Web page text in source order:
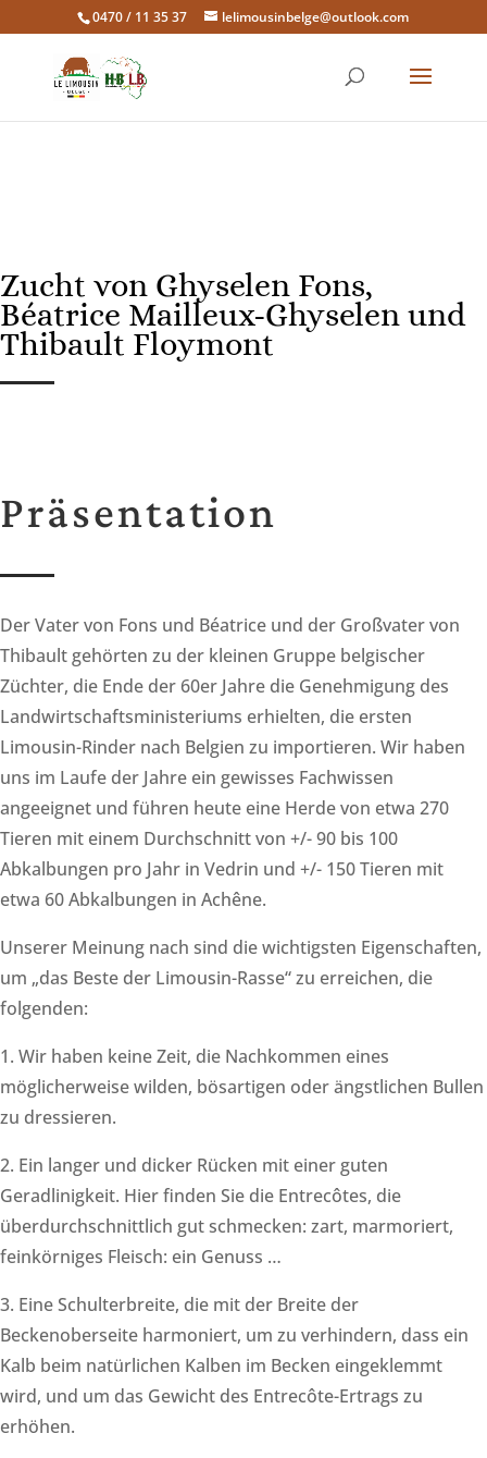
0470 / 11 35 37 lelimousinbelge@outlook.com
Zucht von Ghyselen Fons,
Béatrice Mailleux-Ghyselen und
Thibault Floymont
Präsentation
Der Vater von Fons und Béatrice und der Großvater von
Thibault gehörten zu der kleinen Gruppe belgischer
Züchter, die Ende der 60er Jahre die Genehmigung des
Landwirtschaftsministeriums erhielten, die ersten
Limousin-Rinder nach Belgien zu importieren. Wir haben
uns im Laufe der Jahre ein gewisses Fachwissen
angeeignet und führen heute eine Herde von etwa 270
Tieren mit einem Durchschnitt von +/- 90 bis 100
Abkalbungen pro Jahr in Vedrin und +/- 150 Tieren mit
etwa 60 Abkalbungen in Achêne.
Unserer Meinung nach sind die wichtigsten Eigenschaften,
um „das Beste der Limousin-Rasse“ zu erreichen, die
folgenden:
1. Wir haben keine Zeit, die Nachkommen eines
möglicherweise wilden, bösartigen oder ängstlichen Bullen
zu dressieren.
2. Ein langer und dicker Rücken mit einer guten
Geradlinigkeit. Hier finden Sie die Entrecôtes, die
überdurchschnittlich gut schmecken: zart, marmoriert,
feinkörniges Fleisch: ein Genuss …
3. Eine Schulterbreite, die mit der Breite der
Beckenoberseite harmoniert, um zu verhindern, dass ein
Kalb beim natürlichen Kalben im Becken eingeklemmt
wird, und um das Gewicht des Entrecôte-Ertrags zu
erhöhen.